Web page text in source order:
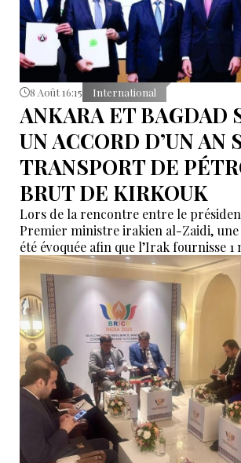
8 Août 16:15 International
ANKARA ET BAGDAD
UN ACCORD D’UN AN
TRANSPORT DE
BRUT DE KIRKOUK
Lors de la rencontre entre le
Premier ministre irakien al-Zaidi,
été évoquée afin que l’Irak fournisse
de pétrole brut nécessaires aux